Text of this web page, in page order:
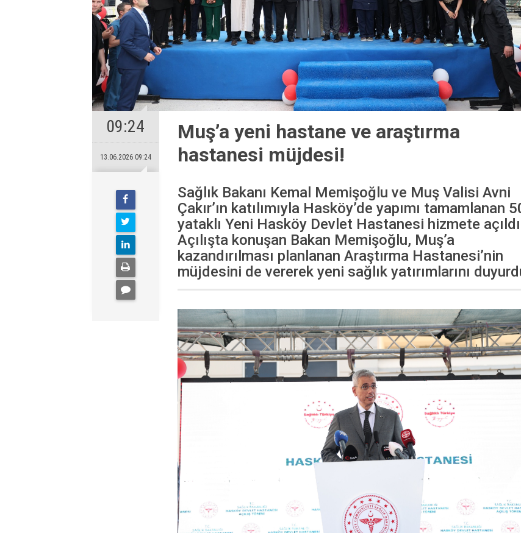
09:24
13.06.2026 09:24
Muş’a yeni hastane ve araştırma
hastanesi müjdesi!
Sağlık Bakanı Kemal Memişoğlu ve Muş Valisi Avni
Çakır’ın katılımıyla Hasköy’de yapımı tamamlanan
yataklı Yeni Hasköy Devlet Hastanesi hizmete
Açılışta konuşan Bakan Memişoğlu, Muş’a
kazandırılması planlanan Araştırma Hastanesi’nin
müjdesini de vererek yeni sağlık yatırımlarını